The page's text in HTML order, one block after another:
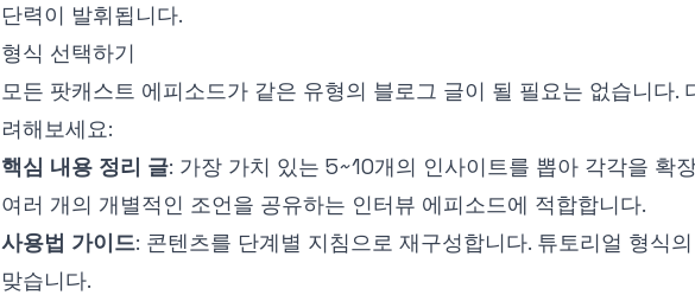
단력이 발휘됩니다.
형식 선택하기
모든 팟캐스트 에피소드가 같은 유형의 블로그 글이 될 필요는 없습니다.
려해보세요:
핵심 내용 정리 글: 가장 가치 있는 5~10개의 인사이트를 뽑아 각각을 확
여러 개의 개별적인 조언을 공유하는 인터뷰 에피소드에 적합합니다.
사용법 가이드: 콘텐츠를 단계별 지침으로 재구성합니다. 튜토리얼 형식
맞습니다.